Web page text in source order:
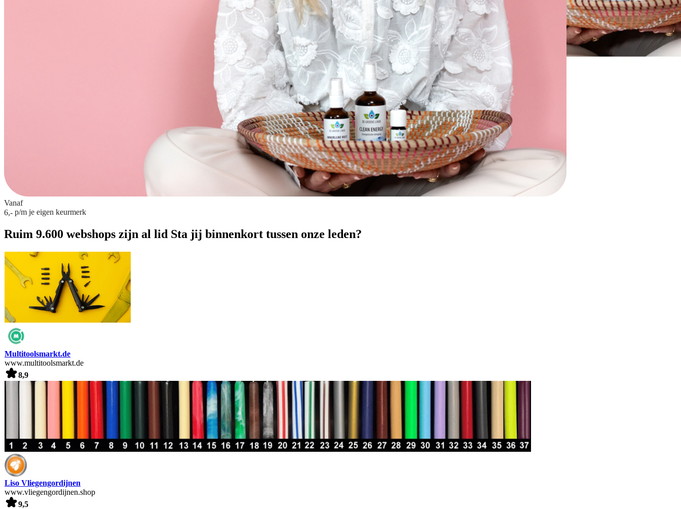
Vanaf
6,- p/m je eigen keurmerk
Ruim 9.600 webshops zijn al lid Sta jij binnenkort tussen onze leden?
Multitoolsmarkt.de
www.multitoolsmarkt.de
8,9
Liso Vliegengordijnen
www.vliegengordijnen.shop
9,5